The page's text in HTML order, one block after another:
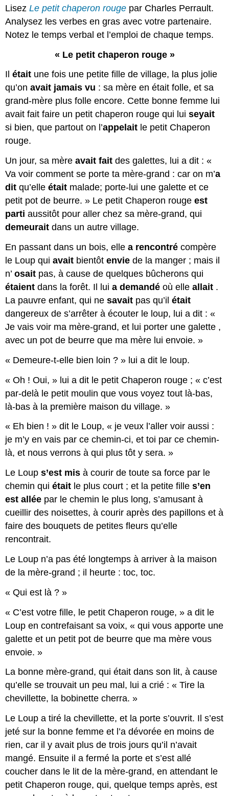
LisezLe petit chaperon rouge par Charles Perrault.
Analysez les verbes en gras avec votre partenaire.
Notez le temps verbal et l’emploi de chaque temps.
« Le petit chaperon rouge »
Ilétait une fois une petite fille de village, la plus jolie
qu’onavait jamais vu : sa mère en était folle, et sa
grand-mère plus folle encore. Cette bonne femme lui
avait fait faire un petit chaperon rouge qui luiseyait
si bien, que partout on l’appelait le petit Chaperon
rouge.
Un jour, sa mèreavait fait des galettes, lui a dit : «
Va voir comment se porte ta mère-grand : car on m’a
dit qu’elleétait malade; porte-lui une galette et ce
petit pot de beurre. » Le petit Chaperon rougeest
parti aussitôt pour aller chez sa mère-grand, qui
demeurait dans un autre village.
En passant dans un bois, ellea rencontré compère
le Loup quiavait bientôt envie de la manger ; mais il
n’ osait pas, à cause de quelques bûcherons qui
étaient dans la forêt. Il luia demandé où elleallait .
La pauvre enfant, qui nesavait pas qu’ilétait
dangereux de s’arrêter à écouter le loup, lui a dit : «
Je vais voir ma mère-grand, et lui porter unegalette ,
avec un pot de beurre que ma mère lui envoie. »
« Demeure-t-elle bien loin ? » lui a dit le loup.
« Oh ! Oui, » lui a dit le petit Chaperon rouge ; « c’est
par-delà le petit moulin que vous voyez tout là-bas,
là-bas à la première maison du village. »
« Eh bien ! » dit le Loup, « je veux l’aller voir aussi :
je m’y en vais par ce chemin-ci, et toi par ce chemin-
là, et nous verrons à qui plus tôt y sera. »
Le Loups’est mis à courir de toute sa force par le
chemin quiétait le plus court ; et la petite filles’en
est allée par le chemin le plus long, s’amusant à
cueillir des noisettes, à courir après des papillons et à
faire des bouquets de petites fleurs qu’elle
rencontrait.
Le Loup n’a pas été longtemps à arriver à la maison
de la mère-grand ; il heurte : toc, toc.
« Qui est là ? »
« C’est votre fille, le petit Chaperon rouge, » a dit le
Loup en contrefaisant sa voix, « qui vous apporte une
galette et un petit pot de beurre que ma mère vous
envoie. »
La bonne mère-grand, qui était dans son lit, à cause
qu’elle se trouvait un peu mal, lui a crié : « Tire la
chevillette, la bobinette cherra. »
Le Loup a tiré la chevillette, et la porte s’ouvrit. Il s’est
jeté sur la bonne femme et l’a dévorée en moins de
rien, car il y avait plus de trois jours qu’il n’avait
mangé. Ensuite il a fermé la porte et s’est allé
coucher dans le lit de la mère-grand, en attendant le
petit Chaperon rouge, qui, quelque temps après, est